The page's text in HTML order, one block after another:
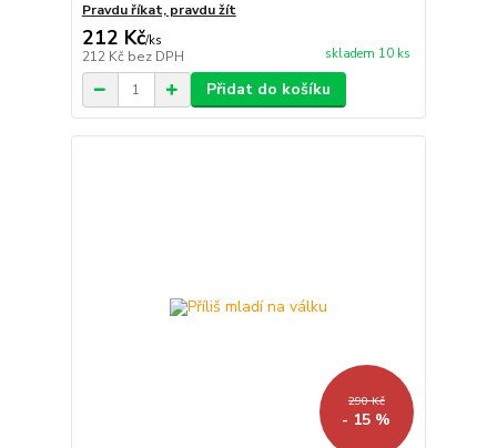
Pravdu říkat, pravdu žít
212 Kč/ks
212 Kč bez DPH skladem 10 ks
Přidat do košíku
290 Kč
- 15 %